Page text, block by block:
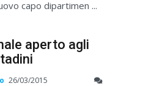
capo dipartimen ...
aperto agli
26/03/2015